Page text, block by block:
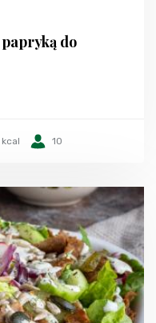
do
10